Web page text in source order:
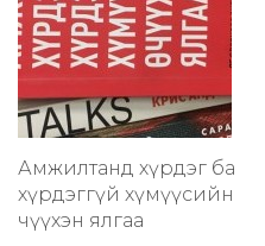
Амжилтанд хүрдэг ба
хүрдэггүй хүмүүсийн
өчүүхэн ялгаа